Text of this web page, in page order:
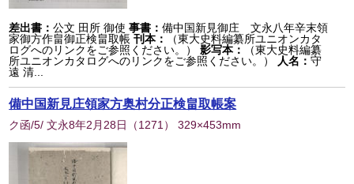
差出書：公文 田所 御使 事書：備中国新見御庄 文永八年辛末領
家御方作畠御正検畠取帳 刊本：
（東大史料編纂所ユニオンカタ
ログへのリンクをご参照ください。）
影写本：
（東大史料編纂
所ユニオンカタログへのリンクをご参照ください。）
人名：守
遠 清...
備中国新見庄領家方奥村分正検畠取帳案
ク函/5/ 文永8年2月28日 （1271 ） 329×453mm